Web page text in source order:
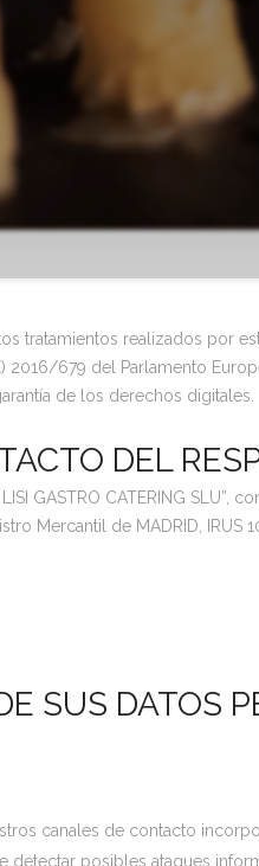
tratamientos realizados por
679 del Parlamento
de los derechos digitales.
DEL
GASTRO CATERING SLU”,
Mercantil de MADRID, IRUS
SUS DATOS
canales de contacto
posibles ataques